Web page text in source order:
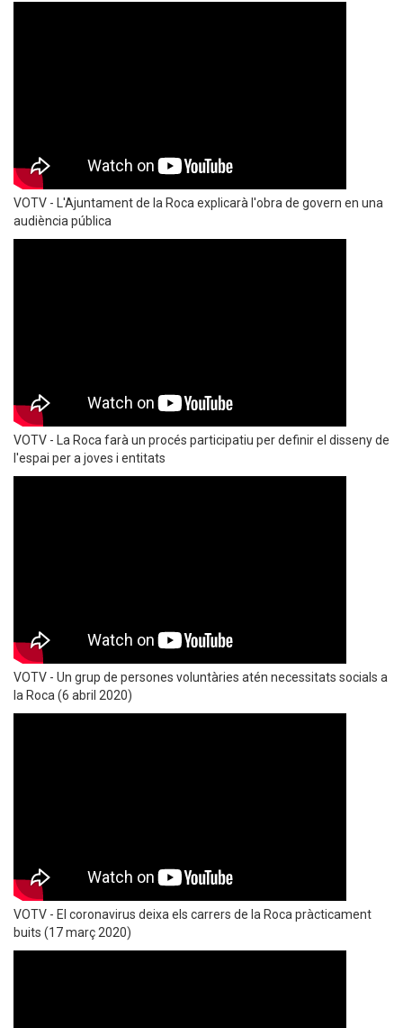
VOTV - L'Ajuntament de la Roca explicarà l'obra de govern en una
audiència pública
VOTV - La Roca farà un procés participatiu per definir el disseny de
l'espai per a joves i entitats
VOTV - Un grup de persones voluntàries atén necessitats socials a
la Roca (6 abril 2020)
VOTV - El coronavirus deixa els carrers de la Roca pràcticament
buits (17 març 2020)